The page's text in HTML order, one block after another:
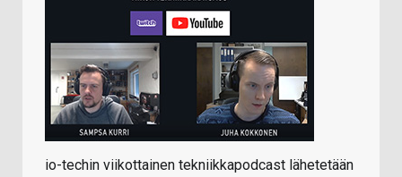
io-techin viikottainen tekniikkapodcast lähetetään